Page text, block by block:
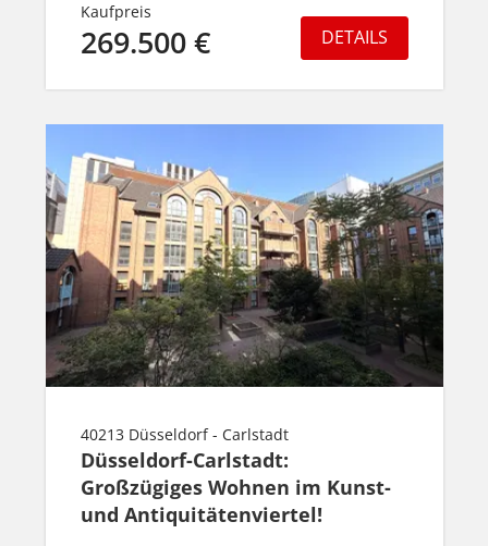
Kaufpreis
269.500 € DETAILS
40213 Düsseldorf - Carlstadt
Düsseldorf-Carlstadt:
Großzügiges Wohnen im Kunst-
und Antiquitätenviertel!